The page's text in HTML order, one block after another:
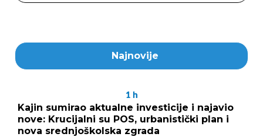
Najnovije
1 h
Kajin sumirao aktualne investicije i najavio
nove: Krucijalni su POS, urbanistički plan i
nova srednjoškolska zgrada